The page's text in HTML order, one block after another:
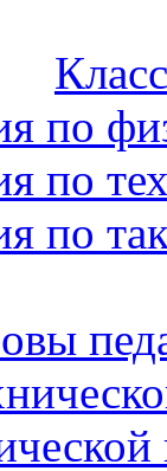
по
по
по